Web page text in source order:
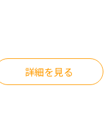
詳細を見る